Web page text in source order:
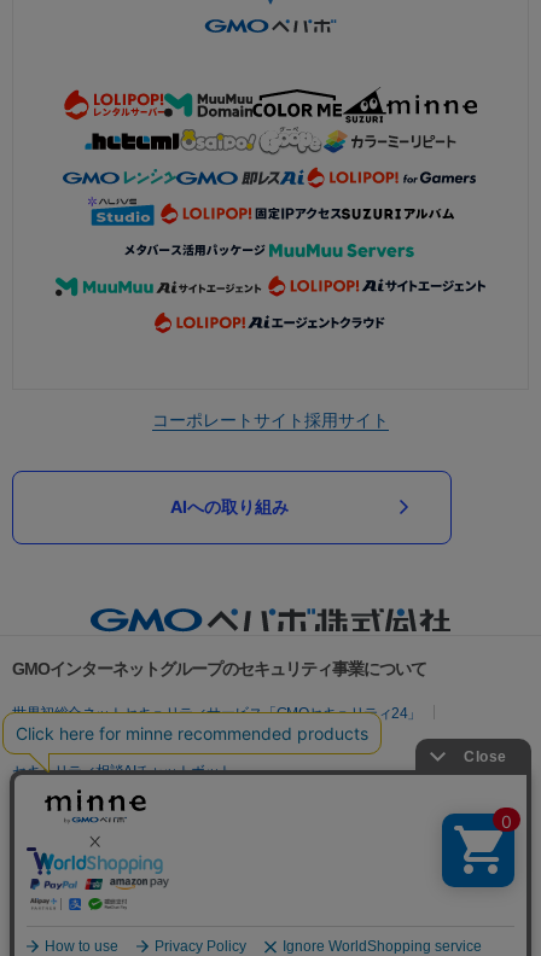
コーポレートサイト採用サイト
AIへの取り組み
GMOインターネットグループのセキュリティ事業について
世界初総合ネットセキュリティサービス「GMOセキュリティ24」
パスワード漏洩診断
Webサイトリスク診断
セキュリティ相談AIチャットボット
実在証明・盗聴対策
サイバー攻撃対策（GMO Flatt Security）
セキュリティ事業の軌跡